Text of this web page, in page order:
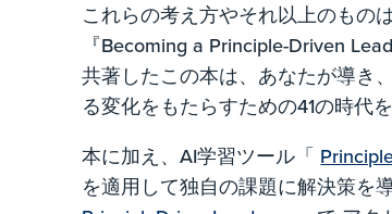
これらの考え方やそれ以上のもの
『Becoming a Principle-Driven
共著したこの本は、あなたが導き
る変化をもたらすための41の時代
本に加え、AI学習ツール「
を適用して独自の課題に解決策を